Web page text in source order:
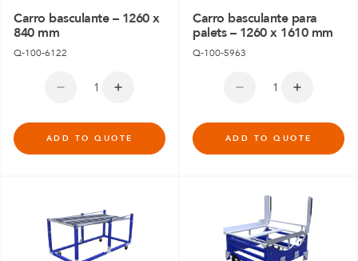
Carro basculante – 1260 x
840 mm
Q-100-6122
ADD TO QUOTE
Carro basculante para
palets – 1260 x 1610 mm
Q-100-5963
ADD TO QUOTE